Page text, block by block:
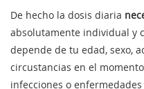
De hecho la dosis diaria
absolutamente individual y
depende de tu edad, sexo,
circustancias en el
infecciones o